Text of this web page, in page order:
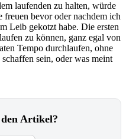
laufenden zu halten, würde
bevor oder nachdem ich
Leib gekotzt habe. Die ersten
zu können, ganz egal von
Tempo durchlaufen, ohne
sein, oder was meint
Artikel?